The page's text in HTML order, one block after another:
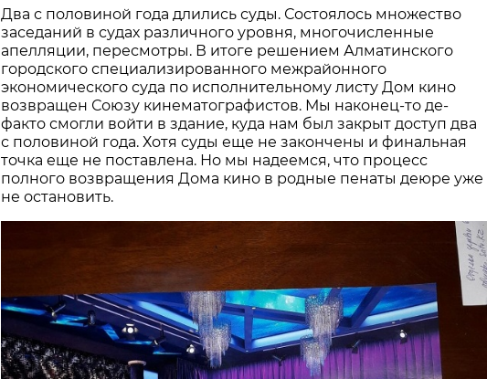
Два с половиной года длились суды. Состоялось множество
заседаний в судах различного уровня, многочисленные
апелляции, пересмотры. В итоге решением Алматинского
городского специализированного межрайонного
экономического суда по исполнительному листу Дом кино
возвращен Союзу кинематографистов. Мы наконец-то де-
факто смогли войти в здание, куда нам был закрыт доступ два
с половиной года. Хотя суды еще не закончены и финальная
точка еще не поставлена. Но мы надеемся, что процесс
полного возвращения Дома кино в родные пенаты деюре уже
не остановить.